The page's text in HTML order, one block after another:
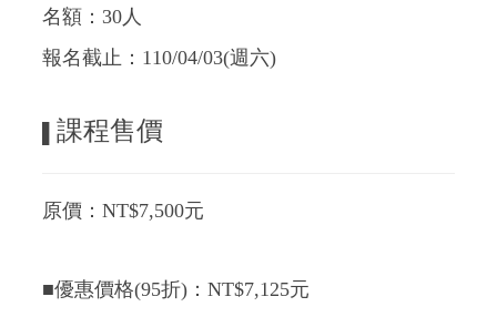
名額：30人
報名截止：110/04/03(週六)
課程售價
原價：NT$7,500元
■優惠價格(95折)：NT$7,125元